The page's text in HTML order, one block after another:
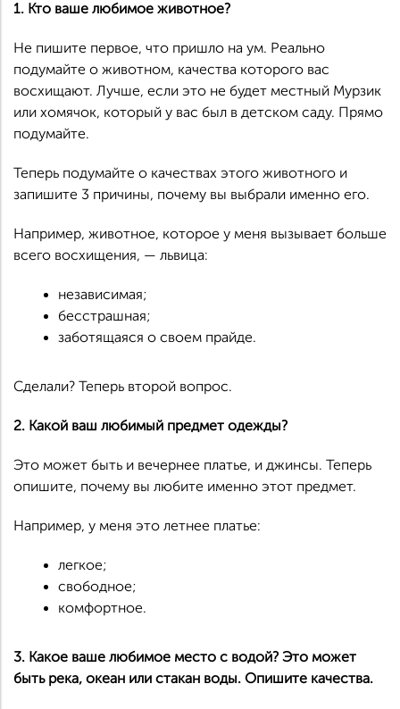
1. Кто ваше любимое животное?
Не пишите первое, что пришло на ум. Реально
подумайте о животном, качества которого вас
восхищают. Лучше, если это не будет местный Мурзик
или хомячок, который у вас был в детском саду. Прямо
подумайте.
Теперь подумайте о качествах этого животного и
запишите 3 причины, почему вы выбрали именно его.
Например, животное, которое у меня вызывает больше
всего восхищения, — львица:
независимая;
бесстрашная;
заботящаяся о своем прайде.
Сделали? Теперь второй вопрос.
2. Какой ваш любимый предмет одежды?
Это может быть и вечернее платье, и джинсы. Теперь
опишите, почему вы любите именно этот предмет.
Например, у меня это летнее платье:
легкое;
свободное;
комфортное.
3. Какое ваше любимое место с водой? Это может
быть река, океан или стакан воды. Опишите качества.